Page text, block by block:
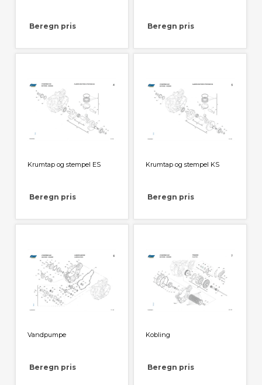
Beregn pris Beregn pris
Krumtap og stempel ES
Beregn pris
Krumtap og stempel KS
Beregn pris
Vandpumpe
Beregn pris
Kobling
Beregn pris